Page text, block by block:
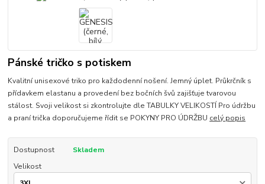
Pánské tričko s potiskem
Kvalitní unisexové triko pro každodenní nošení. Jemný úplet. Průkrčník s
přídavkem elastanu a provedení bez bočních švů zajišťuje tvarovou
stálost. Svoji velikost si zkontrolujte dle TABULKY VELIKOSTÍ Pro údržbu
a praní trička doporučujeme řídit se POKYNY PRO ÚDRŽBU celý popis
Dostupnost
Skladem
Velikost